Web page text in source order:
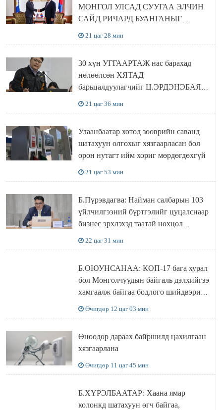
МОНГОЛ УЛСАД СУУГАА ЭЛЧИН
САЙД РИЧАРД БУАНГАНЫГ
21 цаг 28 мин
30 хүн УГГААРТАЖ нас барахад
нөлөөлсөн ХЯТАД
барьцалдуулагчийг Ц.ЭРДЭНЭБАЯР
21 цаг 36 мин
Улаанбаатар хотод зөөврийн саванд
шатахуун олгохыг хязгаарласан бол
орон нутагт ийм хориг мөрдөгдөхгүй
21 цаг 53 мин
Б.Пүрэвдагва: Найман салбарын 103
үйлчилгээний бүртгэлийг цуцалснаар
бизнес эрхлэхэд таатай нөхцөл
22 цаг 31 мин
Б.ОЮУНСАНАА: КОП-17 бага хурал
бол Монголчуудын байгаль дэлхийгээ
хамгаалж байгаа бодлого шийдвэрийг
Өчигдөр 12 цаг 03 мин
Өнөөдөр дараах байршилд цахилгаан
хязгаарлана
Өчигдөр 11 цаг 45 мин
Б.ХҮРЭЛБААТАР: Хаана ямар
колонкд шатахуун өгч байгаа,